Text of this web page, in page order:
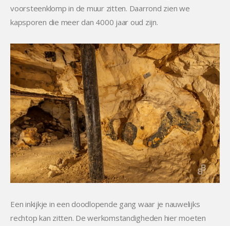
voorsteenklomp in de muur zitten. Daarrond zien we
kapsporen die meer dan 4000 jaar oud zijn.
Een inkijkje in een doodlopende gang waar je nauwelijks
rechtop kan zitten. De werkomstandigheden hier moeten